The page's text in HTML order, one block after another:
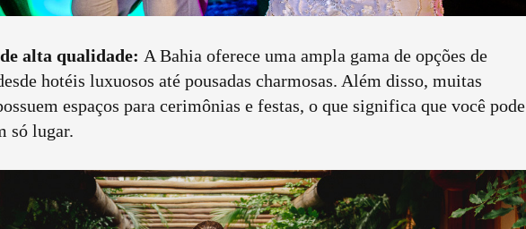
alta qualidade: A Bahia oferece uma ampla gama de opções de
hotéis luxuosos até pousadas charmosas. Além disso, muitas
espaços para cerimônias e festas, o que significa que você pode
só lugar.